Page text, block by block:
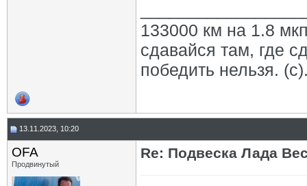
133000 км на 1.8
сдавайся там, где
победить нельзя.
13.11.2023, 10:20
OFA
Продвинутый
Re: Подвеска Лада